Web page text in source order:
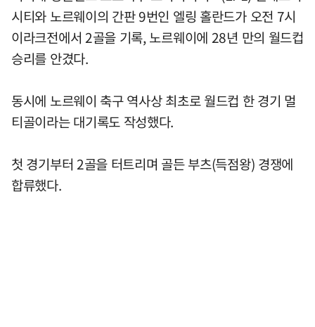
시티와 노르웨이의 간판 9번인 엘링 홀란드가 오전 7시
이라크전에서 2골을 기록, 노르웨이에 28년 만의 월드컵
승리를 안겼다.
동시에 노르웨이 축구 역사상 최초로 월드컵 한 경기 멀
티골이라는 대기록도 작성했다.
첫 경기부터 2골을 터트리며 골든 부츠(득점왕) 경쟁에
합류했다.